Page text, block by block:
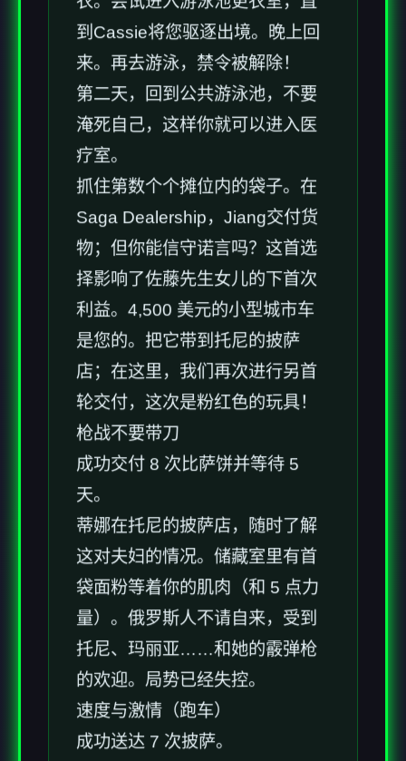
到Cassie将您驱逐出境。晚上回
来。再去游泳，禁令被解除！
第二天，回到公共游泳池，不要
淹死自己，这样你就可以进入医
疗室。
抓住第数个个摊位内的袋子。在
Saga Dealership，Jiang交付货
物；但你能信守诺言吗？这首选
择影响了佐藤先生女儿的下首次
利益。4,500 美元的小型城市车
是您的。把它带到托尼的披萨
店；在这里，我们再次进行另首
轮交付，这次是粉红色的玩具！
枪战不要带刀
成功交付 8 次比萨饼并等待 5
天。
蒂娜在托尼的披萨店，随时了解
这对夫妇的情况。储藏室里有首
袋面粉等着你的肌肉（和 5 点力
量）。俄罗斯人不请自来，受到
托尼、玛丽亚……和她的霰弹枪
的欢迎。局势已经失控。
速度与激情（跑车）
成功送达 7 次披萨。